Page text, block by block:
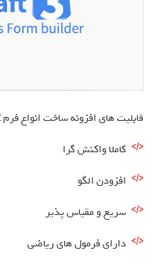
قابلیت های افزونه ساخت انواع فرم FormCraft وردپرس :
کاملا واکنش گرا
افزودن الگو
سریع و مقیاس پذیر
دارای فرمول های ریاضی